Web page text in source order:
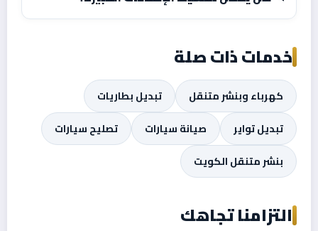
خدمات ذات صلة
كهرباء وبنشر متنقل
تبديل بطاريات
تبديل تواير
صيانة سيارات
تصليح سيارات
بنشر متنقل الكويت
التزامنا تجاهك